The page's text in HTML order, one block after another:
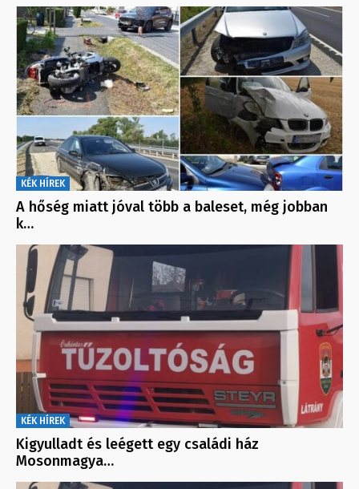
KÉK HÍREK
A hőség miatt jóval több a baleset, még jobban
k…
KÉK HÍREK
Kigyulladt és leégett egy családi ház
Mosonmagya…